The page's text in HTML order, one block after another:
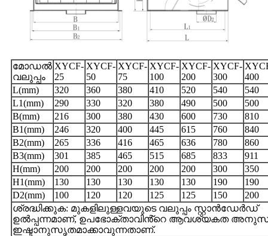
മോഡൽ
വലുപ്പം
XYCF-
25
XYCF-
50
XYCF-
75
XYCF-
100
XYCF-
200
XYCF-
300
400
L(mm)
320 360 380 410 520 540
540
L1(mm)
290 330 320 380 490 500
500
B(mm)
216 300 380 430 600 730
810
B1(mm)
246 320 400 445 615 760
840
B2(mm)
265 336 416 465 636 780
860
B3(mm)
301 385 465 515 685 833
911
H(mm)
200 200 200 200 200 300
350
H1(mm)
130 130 130 130 130 190
190
D2(mm)
100 120 120 125 125 150
200
ശ്രദ്ധിക്കുക: മുകളിലുള്ളവയുടെ വലുപ്പം സ്റ്റാൻഡേർഡ്
ഉൽപ്പന്നമാണ്, ഉപഭോക്താവിൻ്റെ ആവശ്യകത
ഇഷ്ടാനുസൃതമാക്കാവുന്നതാണ്.